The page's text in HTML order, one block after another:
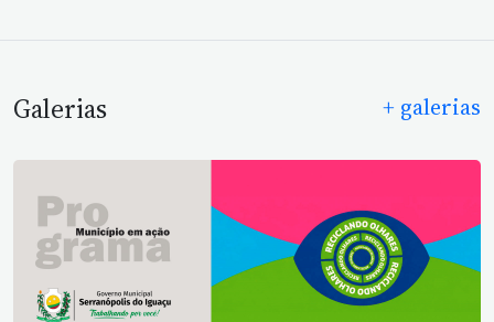
Galerias + galerias